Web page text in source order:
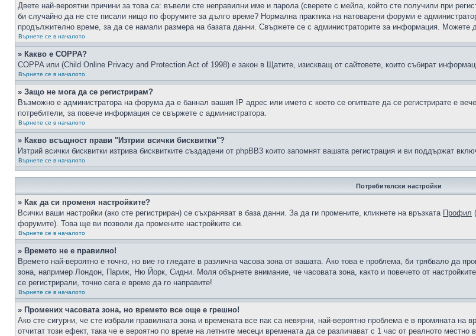
Двете най-вероятни причини за това са: въвели сте неправилни име и парола (сверете с мейла, който сте получили при
би случайно да не сте писали нищо по форумите за дълго време? Нормална практика на натоварени форуми е
продължително време, за да се намали размера на базата данни. Свържете се с администраторите за информация. Можете
Върнете се в началото
» Какво е COPPA?
COPPA или (Child Online Privacy and Protection Act of 1998) е закон в Щатите, изискващ от сайтовете, които събират
Върнете се в началото
» Защо не мога да се регистрирам?
Възможно е администратора на форума да е баннал вашия IP адрес или името с което се опитвате да се регистрирате е
потребители, за повече информация се свържете с администратора.
Върнете се в началото
» Какво всъщност прави "Изтрии всички бисквитки"?
Изтрий всички бисквитки изтрива бисквитките създадени от phpBB3 които запомнят вашата регистрация и ви поддържат
Върнете се в началото
Потребителски настройки
» Как да си променя настройките?
Всички ваши настройки (ако сте регистриран) се съхраняват в база данни. За да ги промените, кликнете на връзката Профил
форумите). Това ще ви позволи да промените настройките си.
Върнете се в началото
» Времето не е правилно!
Времето най-вероятно е точно, но вие го гледате в различна часова зона от вашата. Ако това е проблема, би трябвало да
зона, например Лондон, Париж, Ню Йорк, Сидни. Моля обърнете внимание, че часовата зона, както и повечето от
се регистрирали, точно сега е време да го направите!
Върнете се в началото
» Промених часовата зона, но времето все още е грешно!
Ако сте сигурни, че сте избрали правилната зона и времената все пак са невярни, най-вероятно проблема е в промяната на
отчитат този ефект, така че е вероятно по време на летните месеци времената да се различават с 1 час от реалното местно